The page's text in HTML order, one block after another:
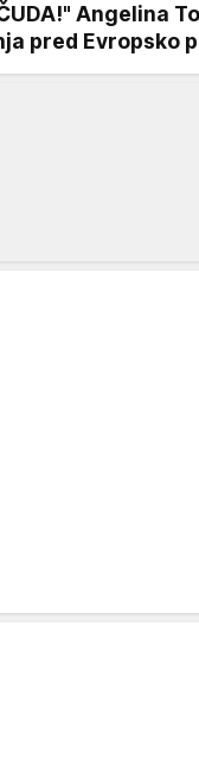
Angelina
pred Evropsko